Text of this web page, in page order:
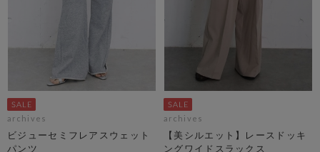
archives
ビジューセミフレアスウェット
パンツ
archives
【美シルエット】レースドッキ
ングワイドスラックス